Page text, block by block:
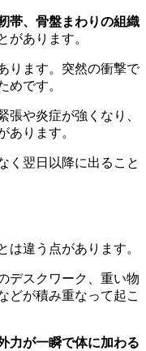
帯、骨盤まわりの組織
があります。
ります。突然の衝撃で
めです。
張や炎症が強くなり、
あります。
く翌日以降に出ること
は違う点があります。
デスクワーク、重い物
どが積み重なって起こ
力が一瞬で体に加わる